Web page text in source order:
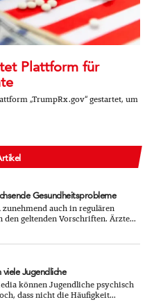
Plattform für
„TrumpRx.gov“ gestartet, um
Gesundheitsprobleme
auch in regulären
geltenden Vorschriften. Ärzte...
Jugendliche
können Jugendliche psychisch
dass nicht die Häufigkeit...